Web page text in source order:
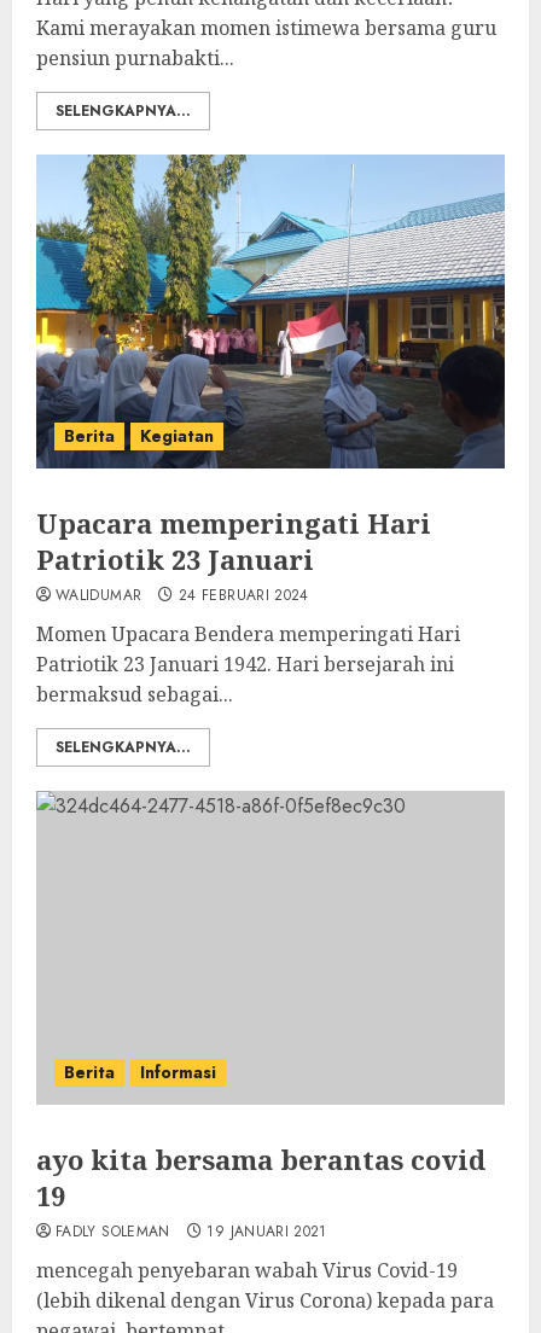
Kami merayakan momen istimewa bersama guru
pensiun purnabakti...
SELENGKAPNYA...
Berita Kegiatan
Upacara memperingati Hari
Patriotik 23 Januari
WALIDUMAR 24 FEBRUARI 2024
Momen Upacara Bendera memperingati Hari
Patriotik 23 Januari 1942. Hari bersejarah ini
bermaksud sebagai...
SELENGKAPNYA...
Berita Informasi
ayo kita bersama berantas covid
19
FADLY SOLEMAN 19 JANUARI 2021
mencegah penyebaran wabah Virus Covid-19
(lebih dikenal dengan Virus Corona) kepada para